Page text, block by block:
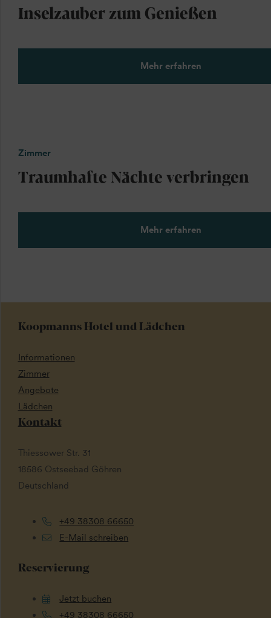
Inselzauber zum Genießen
Mehr erfahren
Zimmer
Traumhafte Nächte verbringen
Mehr erfahren
Koopmanns Hotel und Lädchen
Informationen
Zimmer
Angebote
Lädchen
Kontakt
Thiessower Str. 31
18586 Ostseebad Göhren
Deutschland
+49 38308 66650
E-Mail schreiben
Reservierung
Jetzt buchen
+49 38308 66650